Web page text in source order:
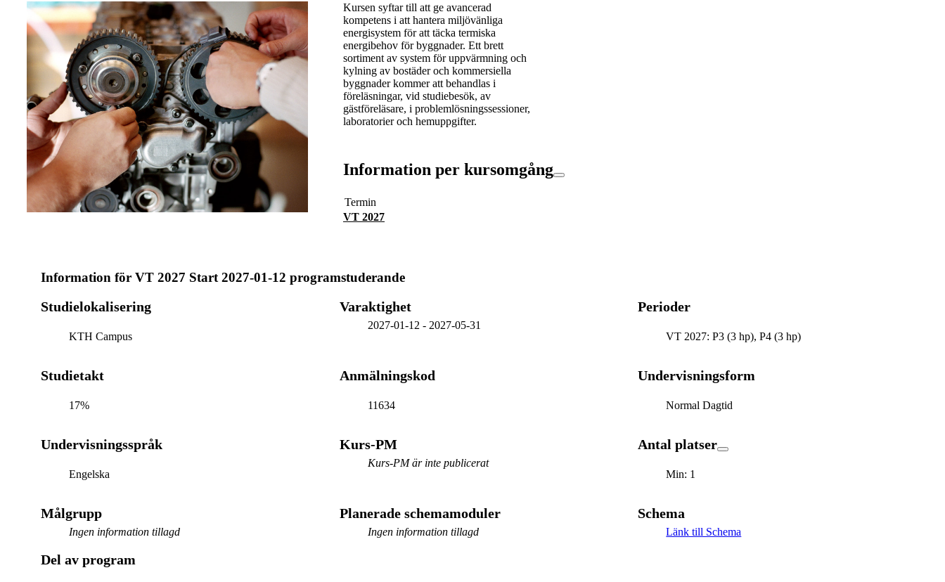
Kursen syftar till att ge avancerad
kompetens i att hantera miljövänliga
energisystem för att täcka termiska
energibehov för byggnader. Ett brett
sortiment av system för uppvärmning och
kylning av bostäder och kommersiella
byggnader kommer att behandlas i
föreläsningar, vid studiebesök, av
gästföreläsare, i problemlösningssessioner,
laboratorier och hemuppgifter.
Information per kursomgång
Termin
VT 2027
Information för VT 2027 Start 2027-01-12 programstuderande
Studielokalisering
KTH Campus
Varaktighet
2027-01-12 - 2027-05-31
Perioder
VT 2027: P3 (3 hp), P4 (3 hp)
Studietakt
17%
Anmälningskod
11634
Undervisningsform
Normal Dagtid
Undervisningsspråk
Engelska
Kurs-PM
Kurs-PM är inte publicerat
Antal platser
Min: 1
Målgrupp
Ingen information tillagd
Planerade schemamoduler
Ingen information tillagd
Schema
Länk till Schema
Del av program